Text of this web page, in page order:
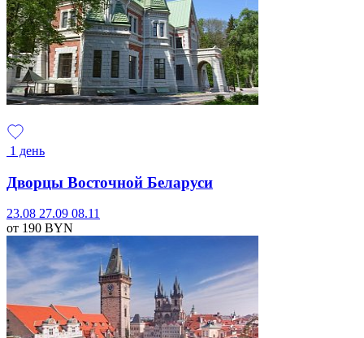
1 день
Дворцы Восточной Беларуси
23.08 27.09 08.11
от 190 BYN